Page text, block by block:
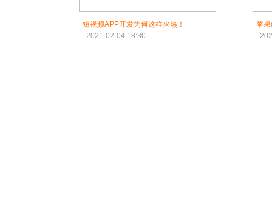
短视频APP开发为何这样火热！
2021-02-04 18:30
苹